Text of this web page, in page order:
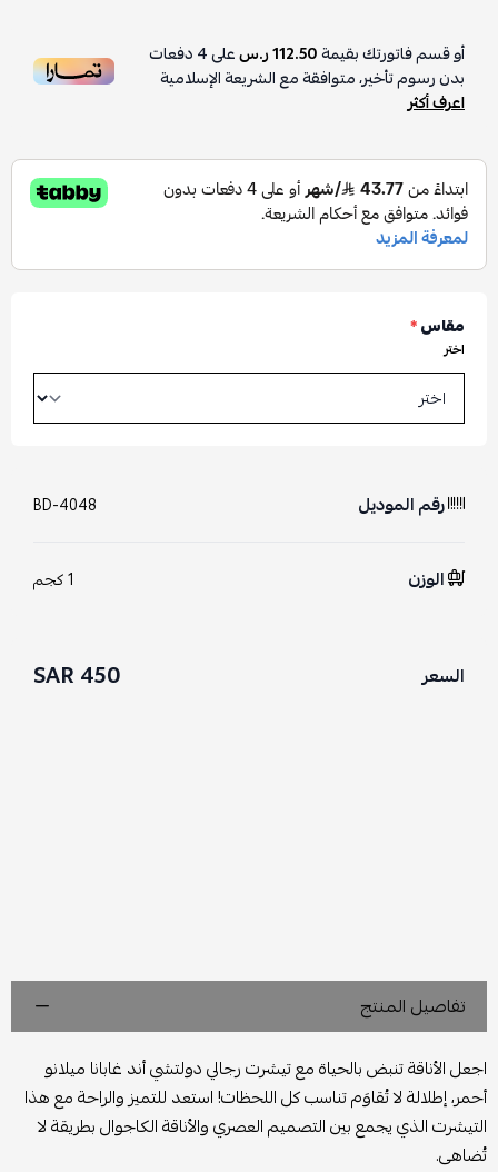
أو قسم فاتورتك بقيمة112.50 ر.س على4دفعات
بدون رسوم تأخير، متوافقة مع الشريعة الإسلامية
اعرف أكثر
مقاس*
اختر
رقم الموديل BD-4048
الوزن 1 كجم
السعر 450 SAR
تفاصيل المنتج
اجعل الأناقة تنبض بالحياة مع تيشرت رجالي دولتشي أند غابانا ميلانو
أحمر، إطلالة لا تُقاوَم تناسب كل اللحظات! استعد للتميز والراحة مع هذا
التيشرت الذي يجمع بين التصميم العصري والأناقة الكاجوال بطريقة لا
تُضاهى.